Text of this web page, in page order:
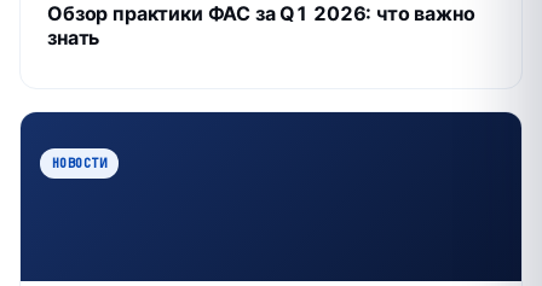
Обзор практики ФАС за Q1 2026: что важно
знать
НОВОСТИ